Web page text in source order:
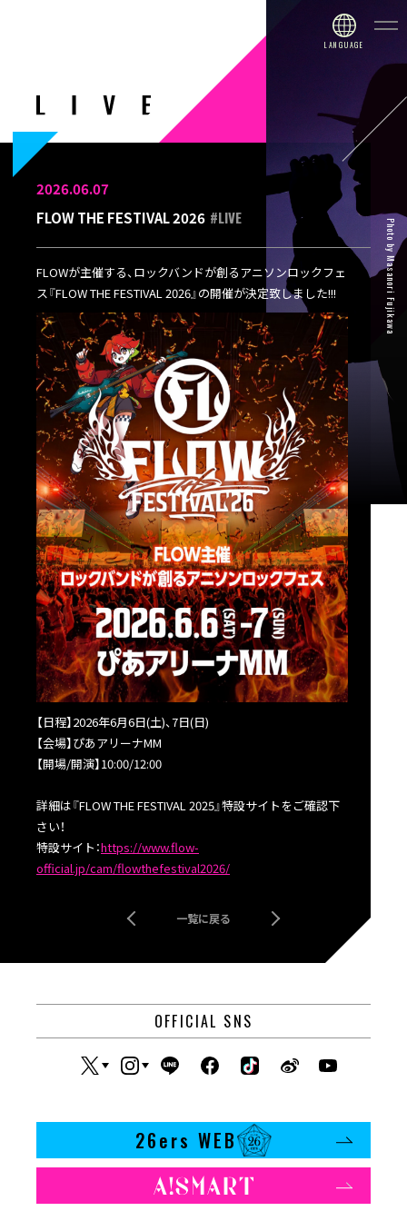
Photo by Masanori Fujikawa
2026.06.07
FLOW THE FESTIVAL 2026 #LIVE
FLOWが主催する、ロックバンドが創るアニソンロックフェ
ス『FLOW THE FESTIVAL 2026』の開催が決定致しました!!!
【日程】2026年6月6日(土)、7日(日)
【会場】ぴあアリーナMM
【開場/開演】10:00/12:00
詳細は『FLOW THE FESTIVAL 2025』特設サイトをご確認下
さい！
特設サイト：https://www.flow-
official.jp/cam/flowthefestival2026/
一覧に戻る
OFFICIAL SNS
26ers WEB